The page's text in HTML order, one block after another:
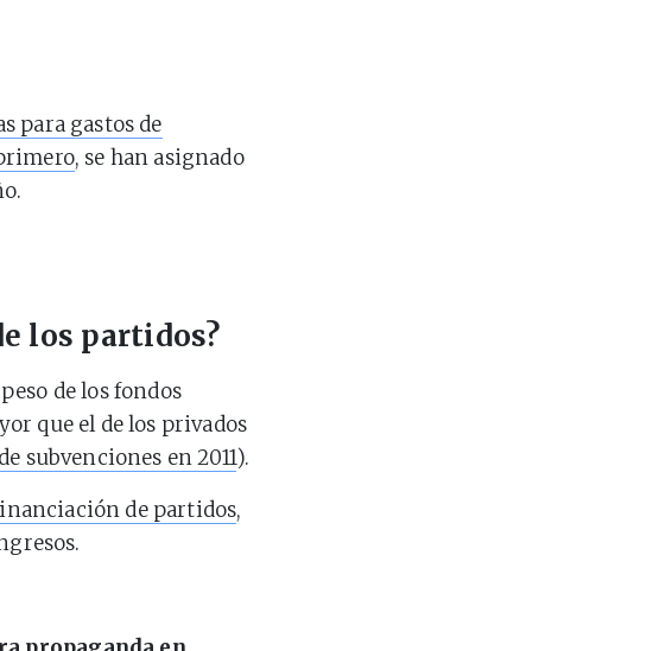
para gastos de
, se han asignado
los partidos?
de los fondos
que el de los privados
subvenciones en 2011).
de partidos,